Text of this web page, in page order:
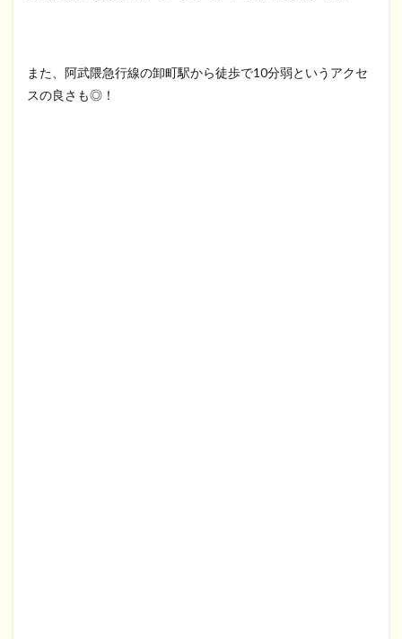
また、阿武隈急行線の卸町駅から徒歩で10分弱というアクセ
スの良さも◎！